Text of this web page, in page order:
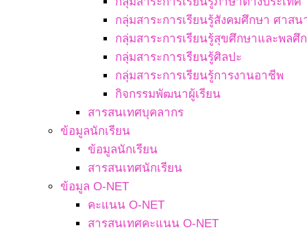
กลุ่มสาระการเรียนรู้สังคมศึกษา ศาส
กลุ่มสาระการเรียนรู้สุขศึกษาและพลศึ
กลุ่มสาระการเรียนรู้ศิลปะ
กลุ่มสาระการเรียนรู้การงานอาชีพ
กิจกรรมพัฒนาผู้เรียน
สารสนเทศบุคลากร
ข้อมูลนักเรียน
ข้อมูลนักเรียน
สารสนเทศนักเรียน
ข้อมูล O-NET
คะแนน O-NET
สารสนเทศคะแนน O-NET